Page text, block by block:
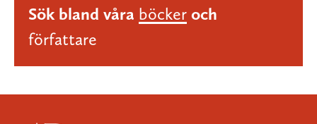
Sök bland våra böcker och
författare